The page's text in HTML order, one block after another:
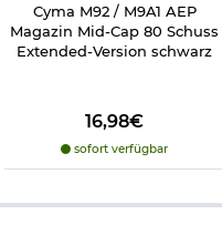
Cyma M92 / M9A1 AEP
Magazin Mid-Cap 80 Schuss
Extended-Version schwarz
16,98€
sofort verfügbar